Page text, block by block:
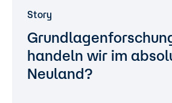
Story
handeln wir im
Neuland?